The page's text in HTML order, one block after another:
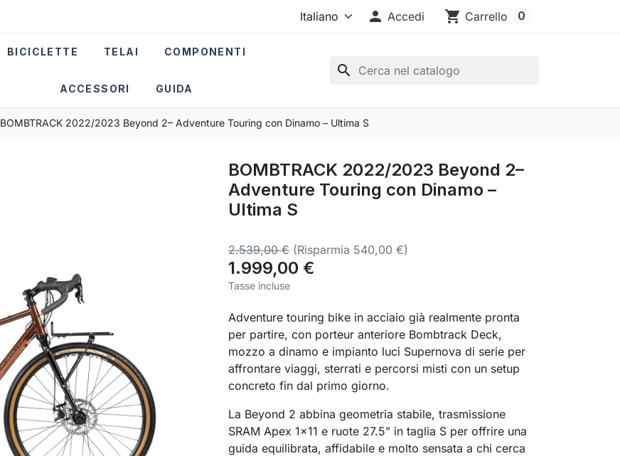
 Accedi shopping_cart Carrello 0
search
BICICLETTE TELAI COMPONENTI
ACCESSORI GUIDA
BOMBTRACK 2022/2023 Beyond 2– Adventure Touring con Dinamo – Ultima S
BOMBTRACK 2022/2023 Beyond 2–
Adventure Touring con Dinamo –
Ultima S
2.539,00 € (Risparmia 540,00 €)
1.999,00 €
Tasse incluse
Adventure touring bike in acciaio già realmente pronta
per partire, con porteur anteriore Bombtrack Deck,
mozzo a dinamo e impianto luci Supernova di serie per
affrontare viaggi, sterrati e percorsi misti con un setup
concreto fin dal primo giorno.
La Beyond 2 abbina geometria stabile, trasmissione
SRAM Apex 1×11 e ruote 27.5” in taglia S per offrire una
guida equilibrata, affidabile e molto sensata a chi cerca